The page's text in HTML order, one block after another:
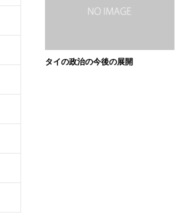
タイの政治の今後の展開